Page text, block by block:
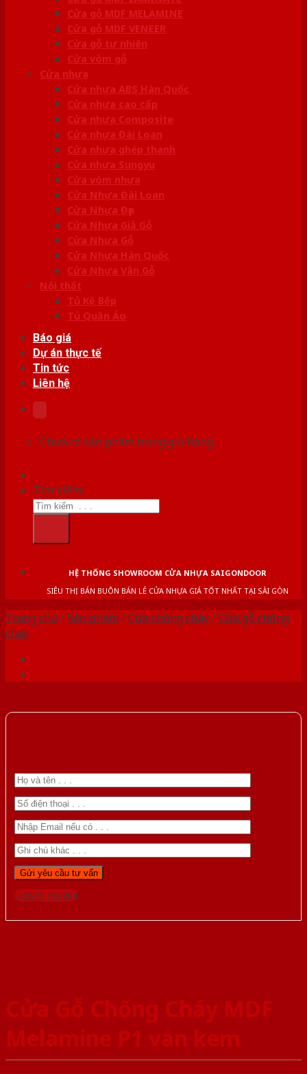
Cửa gỗ MDF MELAMINE
Cửa gỗ MDF VENEER
Cửa gỗ tự nhiên
Cửa vòm gỗ
Cửa nhựa
Cửa nhựa ABS Hàn Quốc
Cửa nhựa cao cấp
Cửa nhựa Composite
Cửa nhựa Đài Loan
Cửa nhựa ghép thanh
Cửa nhựa Sungyu
Cửa vòm nhựa
Cửa Nhựa Đài Loan
Cửa Nhựa Đẹp
Cửa Nhựa Giả Gỗ
Cửa Nhựa Gỗ
Cửa Nhựa Hàn Quốc
Cửa Nhựa Vân Gỗ
Nội thất
Tủ Kệ Bếp
Tủ Quần Áo
Báo giá
Dự án thực tế
Tin tức
Liên hệ
Chưa có sản phẩm trong giỏ hàng.
Tìm kiếm:
HỆ THỐNG SHOWROOM CỬA NHỰA SAIGONDOOR
SIÊU THỊ BÁN BUÔN BÁN LẺ CỬA NHỰA GIÁ TỐT NHẤT TẠI SÀI GÒN
Trang chủ /Sản phẩm /Cửa chống cháy/Cửa gỗ chống
cháy
Gọi 0976.169.864
Cửa Gỗ Chống Cháy MDF
Melamine P1 van kem